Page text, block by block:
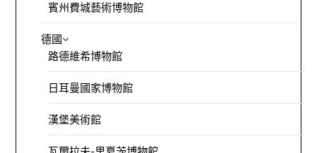
賓州費城藝術博物館
德國
路德維希博物館
日耳曼國家博物館
漢堡美術館